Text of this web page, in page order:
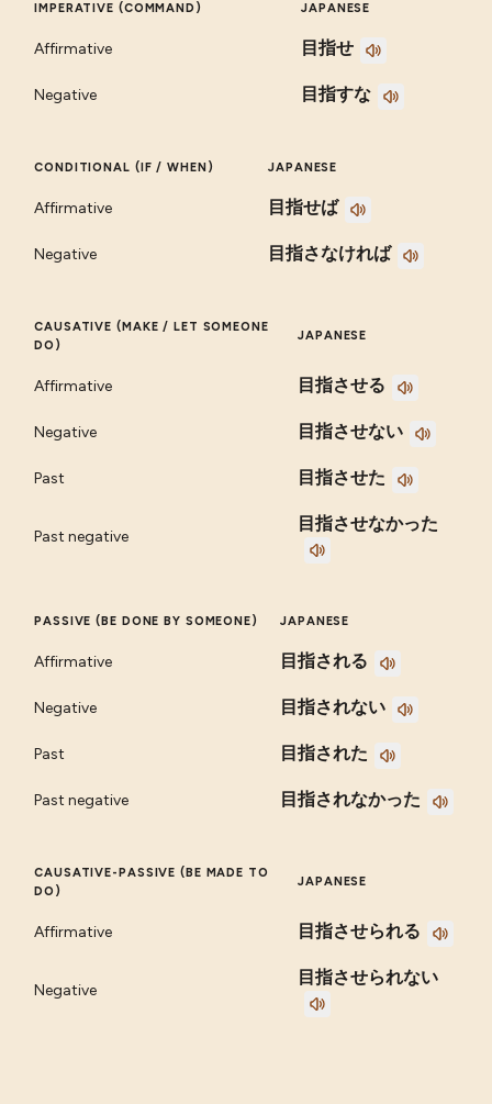
IMPERATIVE (COMMAND) JAPANESE
Affirmative 目指せ
Negative 目指すな
CONDITIONAL (IF / WHEN) JAPANESE
Affirmative 目指せば
Negative 目指さなければ
CAUSATIVE (MAKE / LET SOMEONE
DO)
JAPANESE
Affirmative 目指させる
Negative 目指させない
Past 目指させた
Past negative
目指させなかった
PASSIVE (BE DONE BY SOMEONE) JAPANESE
Affirmative 目指される
Negative 目指されない
Past 目指された
Past negative 目指されなかった
CAUSATIVE-PASSIVE (BE MADE TO
DO)
JAPANESE
Affirmative 目指させられる
Negative
目指させられない